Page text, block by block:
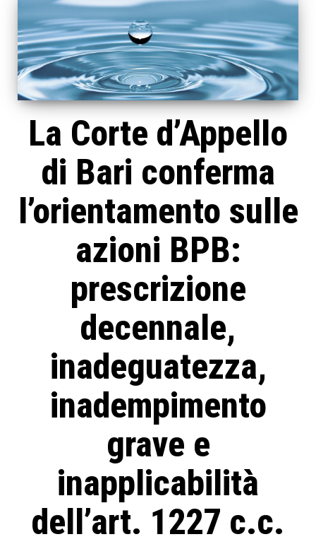
La Corte d’Appello
di Bari conferma
l’orientamento sulle
azioni BPB:
prescrizione
decennale,
inadeguatezza,
inadempimento
grave e
inapplicabilità
dell’art. 1227 c.c.